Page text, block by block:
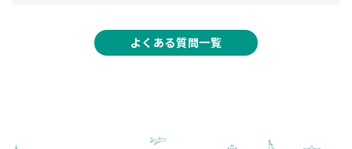
よくある質問一覧